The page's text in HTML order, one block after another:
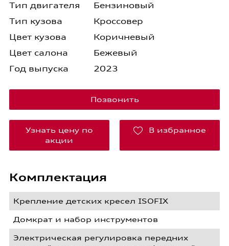
Тип двигателя
Бензиновый
Тип кузова
Кроссовер
Цвет кузова
Коричневый
Цвет салона
Бежевый
Год выпуска
2023
Позвонить
Узнать цену по
акции
В избранное
Комплектация
Крепление детских кресел ISOFIX
Домкрат и набор инструментов
Электрическая регулировка передних